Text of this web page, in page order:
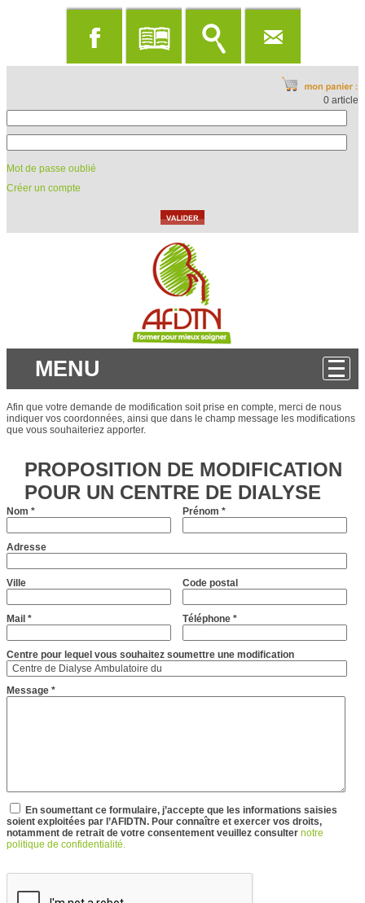
0 article
Mot de passe oublié
Créer un compte
MENU
Afin que votre demande de modification soit prise en compte, merci de nous
indiquer vos coordonnées, ainsi que dans le champ message les modifications
que vous souhaiteriez apporter.
PROPOSITION DE MODIFICATION
POUR UN CENTRE DE DIALYSE
Nom * Prénom *
Adresse
Ville Code postal
Mail * Téléphone *
Centre pour lequel vous souhaitez soumettre une modification
Message *
En soumettant ce formulaire, j’accepte que les informations saisies
soient exploitées par l’AFIDTN. Pour connaître et exercer vos droits,
notamment de retrait de votre consentement veuillez consulter notre
politique de confidentialité.